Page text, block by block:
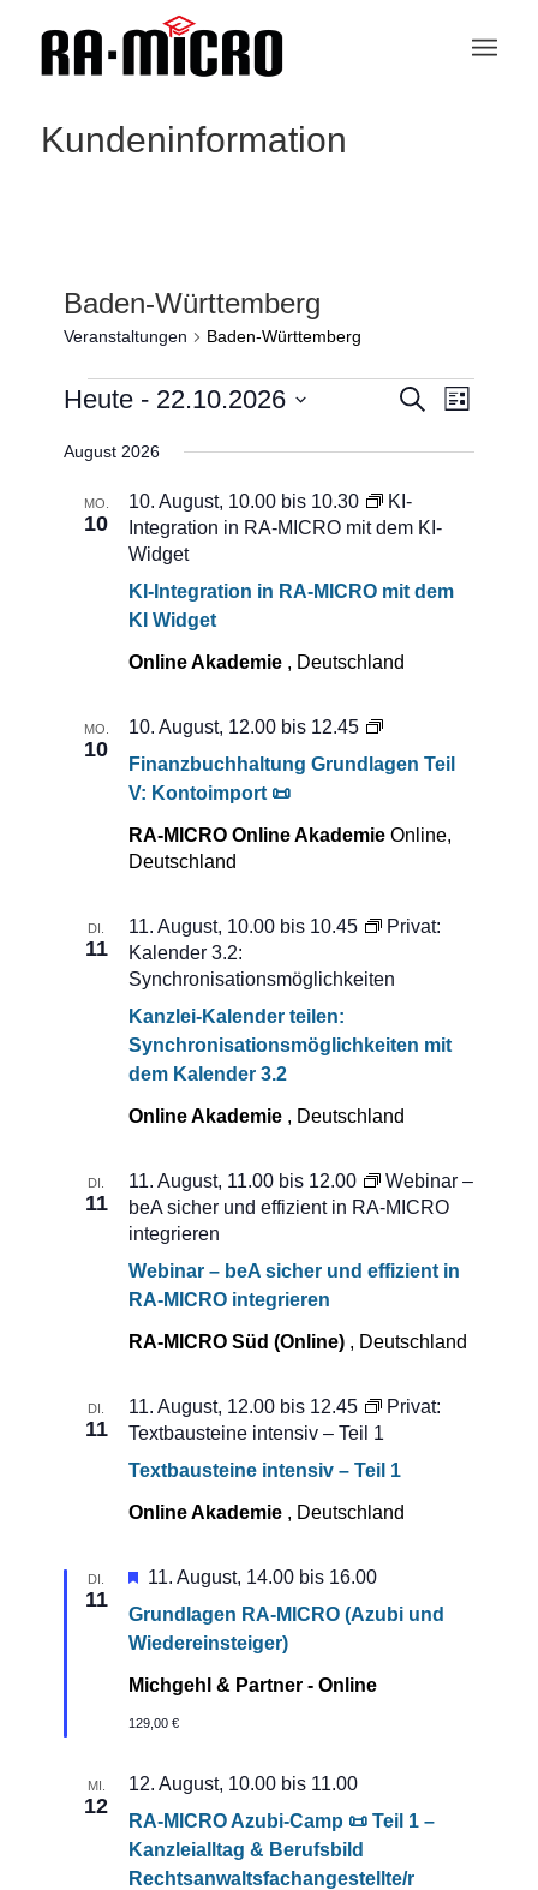
Kundeninformation
Baden-Württemberg
Veranstaltungen Baden-Württemberg
Veranstaltungen
Veranstaltungen
Such-
SucheAnsichten-
Liste
Heute - 22.10.2026
wählen.
August 2026
MO.
10
KI-Integration in RA-MICRO mit dem
KI Widget
10. August, 10.00 bis 10.30
KI-
Integration in RA-MICRO mit dem KI-
Widget
Online Akademie , Deutschland
MO.
10
Finanzbuchhaltung Grundlagen Teil
V: Kontoimport 📜
10. August, 12.00 bis 12.45
Privat:
Grundlagen
V:
RA-MICRO Online AkademieOnline,
Deutschland
DI.
11
Kanzlei-Kalender teilen:
Synchronisationsmöglichkeiten mit
dem Kalender 3.2
11. August, 10.00 bis 10.45
Privat:
Kalender 3.2:
Synchronisationsmöglichkeiten
Online Akademie , Deutschland
DI.
11
Webinar – beA sicher und effizient in
RA-MICRO integrieren
11. August, 11.00 bis 12.00
Webinar –
beA sicher und effizient in RA-MICRO
integrieren
RA-MICRO Süd (Online) , Deutschland
DI.
11
Textbausteine intensiv – Teil 1
11. August, 12.00 bis 12.45
Privat:
Textbausteine intensiv – Teil 1
Online Akademie , Deutschland
DI.
11
Grundlagen RA-MICRO (Azubi und
Wiedereinsteiger)
Hervorgehoben
11. August, 14.00 bis 16.00
Michgehl & Partner - Online
129,00 €
MI.
12
RA-MICRO Azubi-Camp 📜 Teil 1 –
Kanzleialltag & Berufsbild
Rechtsanwaltsfachangestellte/r
12. August, 10.00 bis 11.00